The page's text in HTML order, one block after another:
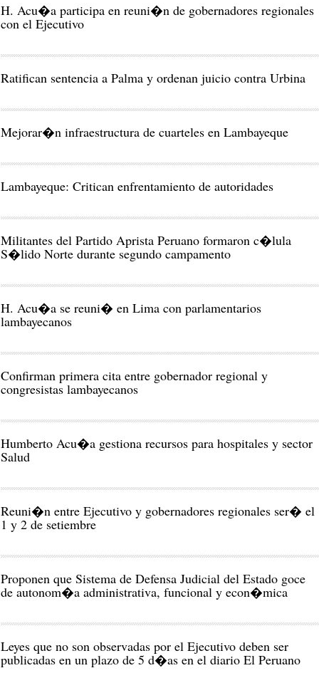
H. Acu�a participa en reuni�n de gobernadores regionales
con el Ejecutivo
Ratifican sentencia a Palma y ordenan juicio contra Urbina
Mejorar�n infraestructura de cuarteles en Lambayeque
Lambayeque: Critican enfrentamiento de autoridades
Militantes del Partido Aprista Peruano formaron c�lula
S�lido Norte durante segundo campamento
H. Acu�a se reuni� en Lima con parlamentarios
lambayecanos
Confirman primera cita entre gobernador regional y
congresistas lambayecanos
Humberto Acu�a gestiona recursos para hospitales y sector
Salud
Reuni�n entre Ejecutivo y gobernadores regionales ser� el
1 y 2 de setiembre
Proponen que Sistema de Defensa Judicial del Estado goce
de autonom�a administrativa, funcional y econ�mica
Leyes que no son observadas por el Ejecutivo deben ser
publicadas en un plazo de 5 d�as en el diario El Peruano